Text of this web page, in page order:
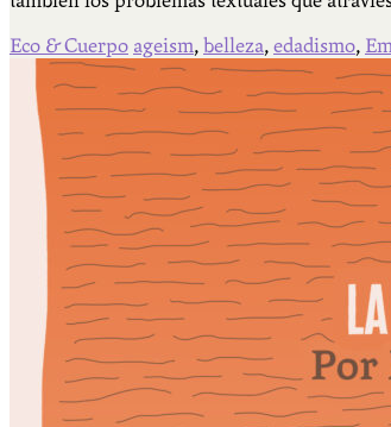
Qué es Ají
ADHERITE!
Qué es Ají
Eco & Cuerpo ageism, belleza, edadismo,